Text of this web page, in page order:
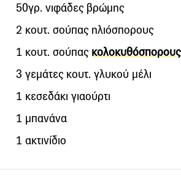
50γρ. νιφάδες βρώμης
2 κουτ. σούπας ηλιόσπορους
1 κουτ. σούπας κολοκυθόσπορους
3 γεμάτες κουτ. γλυκού μέλι
1 κεσεδάκι γιαούρτι
1 μπανάνα
1 ακτινίδιο